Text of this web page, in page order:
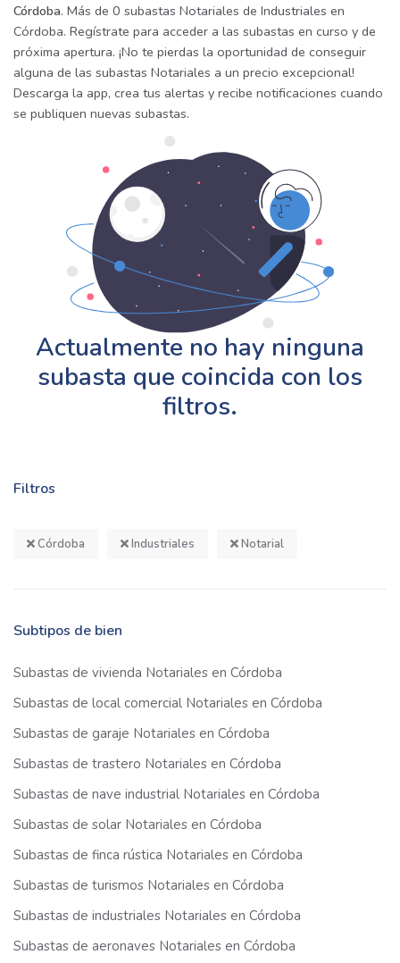
Filtros
Córdoba Industriales Notarial
Subtipos de bien
Subastas de vivienda Notariales en Córdoba
Subastas de local comercial Notariales en Córdoba
Subastas de garaje Notariales en Córdoba
Subastas de trastero Notariales en Córdoba
Subastas de nave industrial Notariales en Córdoba
Subastas de solar Notariales en Córdoba
Subastas de finca rústica Notariales en Córdoba
Subastas de turismos Notariales en Córdoba
Subastas de industriales Notariales en Córdoba
Subastas de aeronaves Notariales en Córdoba
Córdoba. Más de 0 subastas Notariales de Industriales en
Córdoba. Regístrate para acceder a las subastas en curso y de
próxima apertura. ¡No te pierdas la oportunidad de conseguir
alguna de las subastas Notariales a un precio excepcional!
Descarga la app, crea tus alertas y recibe notificaciones cuando
se publiquen nuevas subastas.
Actualmente no hay ninguna
subasta que coincida con los
filtros.